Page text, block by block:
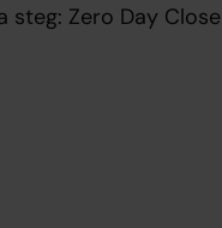
steg: Zero Day Close